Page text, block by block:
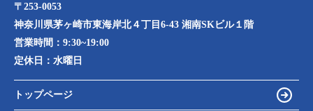
〒253-0053
神奈川県茅ヶ崎市東海岸北４丁目6-43 湘南SKビル１階
営業時間： 9:30~19:00
定休日： 水曜日
トップページ